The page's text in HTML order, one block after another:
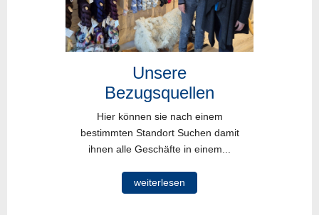
Unsere
Bezugsquellen
Hier können sie nach einem
bestimmten Standort Suchen damit
ihnen alle Geschäfte in einem...
weiterlesen